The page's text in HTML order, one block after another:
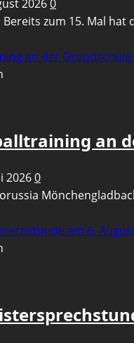
20260
zum 15. Mal
an der
an
20260
am 6.